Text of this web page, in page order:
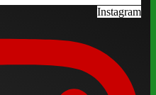
Instagram